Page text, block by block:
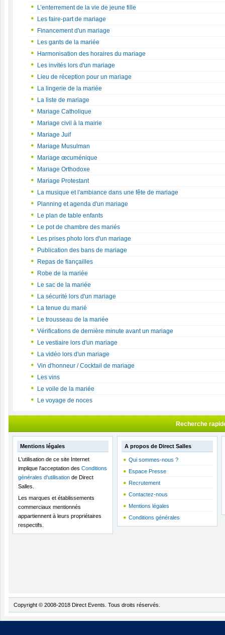
L’enterrement de la vie de jeune fille
Les faire-part de mariage
Financement d'un mariage
Les gants de la mariée
Harmonisation des horaires du mariage
Les invités lors d'un mariage
Lieu de réception pour un mariage
La lingerie de la mariée
La liste de mariage
Mariage Catholique
Mariage civil à la mairie
Mariage Juif
Mariage Musulman
Mariage œcuménique
Mariage Orthodoxe
Mariage Protestant
La musique et l'ambiance dans une fête de mariage
Planning et agenda d'un mariage
Le plan de table enfants
Le pot de chambre des mariés
Les prises photo lors d'un mariage
Publication des bans de mariage
Repas de fiançailles
Robe de la mariée
Le sac de la mariée
La sécurité lors d'un mariage
La tenue du marié
Le trousseau de la mariée
Vérifications de dernière minute avant un mariage
Le vestiaire lors d'un mariage
La vidéo lors d'un mariage
Vin d'honneur / Cocktail de mariage
Les vins
Le voile de la mariée
Le voyage de noces
Recherche
Mentions légales
L'utilisation de ce site Internet
implique l'acceptation des Conditions
générales d'utilisation de Direct
Salles.
Les marques et établissements
commerciaux mentionnés
appartiennent à leurs propriétaires
respectifs.
A propos de Direct Salles
Qui sommes-nous ?
Espace Presse
Recrutement
Contactez-nous
Mentions légales
Conditions générales
Copyright © 2008-2018 Direct Events. Tous droits réservés.